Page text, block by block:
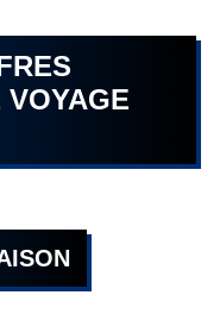
VOYAGE